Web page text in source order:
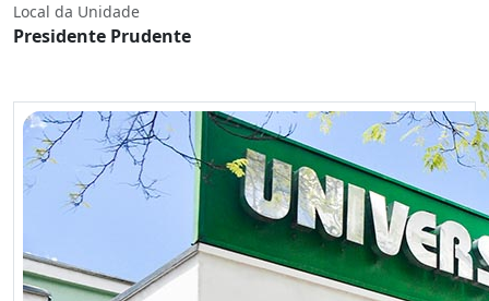
Local da Unidade
Presidente Prudente